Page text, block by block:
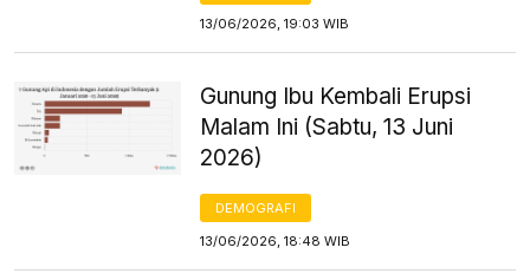
13/06/2026, 19:03 WIB
Gunung Ibu Kembali Erupsi
Malam Ini (Sabtu, 13 Juni
2026)
DEMOGRAFI
13/06/2026, 18:48 WIB